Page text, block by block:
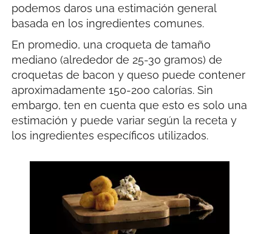
podemos daros una estimación general
basada en los ingredientes comunes.
En promedio, una croqueta de tamaño
mediano (alrededor de 25-30 gramos) de
croquetas de bacon y queso puede contener
aproximadamente 150-200 calorías. Sin
embargo, ten en cuenta que esto es solo una
estimación y puede variar según la receta y
los ingredientes específicos utilizados.